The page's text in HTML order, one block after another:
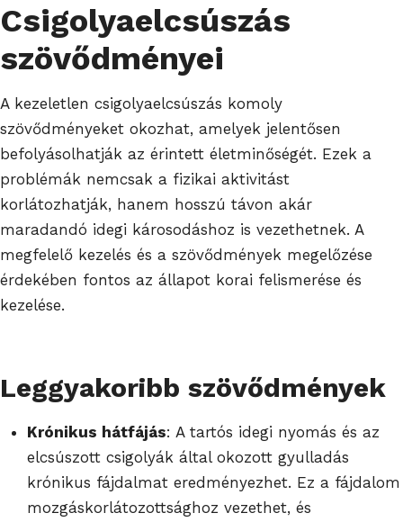
Csigolyaelcsúszás
szövődményei
A kezeletlen csigolyaelcsúszás komoly
szövődményeket okozhat, amelyek jelentősen
befolyásolhatják az érintett életminőségét. Ezek a
problémák nemcsak a fizikai aktivitást
korlátozhatják, hanem hosszú távon akár
maradandó idegi károsodáshoz is vezethetnek. A
megfelelő kezelés és a szövődmények megelőzése
érdekében fontos az állapot korai felismerése és
kezelése.
Leggyakoribb szövődmények
Krónikus hátfájás: A tartós idegi nyomás és az
elcsúszott csigolyák által okozott gyulladás
krónikus fájdalmat eredményezhet. Ez a fájdalom
mozgáskorlátozottsághoz vezethet, és